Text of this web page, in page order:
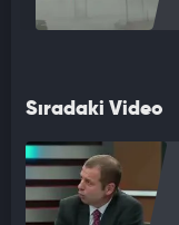
Sıradaki Video